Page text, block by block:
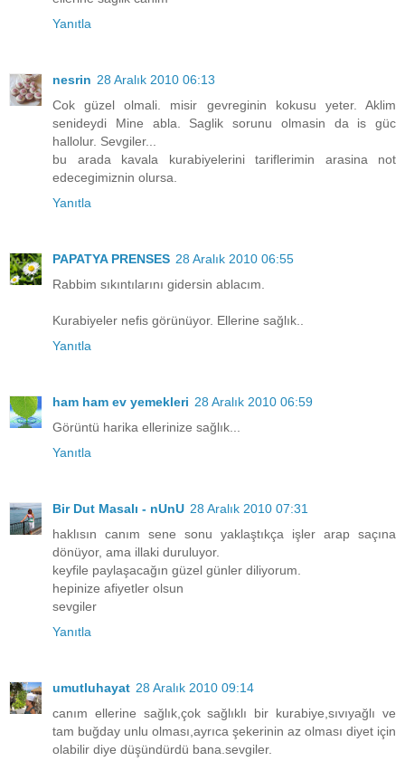
Yanıtla
nesrin 28 Aralık 2010 06:13
Cok güzel olmali. misir gevreginin kokusu yeter. Aklim
senideydi Mine abla. Saglik sorunu olmasin da is güc
hallolur. Sevgiler...
bu arada kavala kurabiyelerini tariflerimin arasina not
edecegimiznin olursa.
Yanıtla
PAPATYA PRENSES 28 Aralık 2010 06:55
Rabbim sıkıntılarını gidersin ablacım.
Kurabiyeler nefis görünüyor. Ellerine sağlık..
Yanıtla
ham ham ev yemekleri 28 Aralık 2010 06:59
Görüntü harika ellerinize sağlık...
Yanıtla
Bir Dut Masalı - nUnU 28 Aralık 2010 07:31
haklısın canım sene sonu yaklaştıkça işler arap saçına
dönüyor, ama illaki duruluyor.
keyfile paylaşacağın güzel günler diliyorum.
hepinize afiyetler olsun
sevgiler
Yanıtla
umutluhayat 28 Aralık 2010 09:14
canım ellerine sağlık,çok sağlıklı bir kurabiye,sıvıyağlı ve
tam buğday unlu olması,ayrıca şekerinin az olması diyet için
olabilir diye düşündürdü bana.sevgiler.